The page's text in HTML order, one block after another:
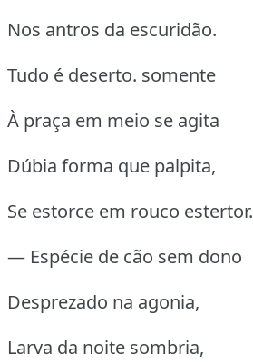
Nos antros da escuridão.
Tudo é deserto. somente
À praça em meio se agita
Dúbia forma que palpita,
Se estorce em rouco estertor.
— Espécie de cão sem dono
Desprezado na agonia,
Larva da noite sombria,